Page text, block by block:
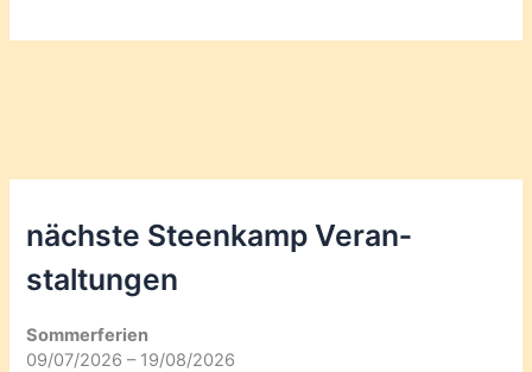
nächste Steenkamp Veran­
staltungen
Sommerferien
09/07/2026 – 19/08/2026